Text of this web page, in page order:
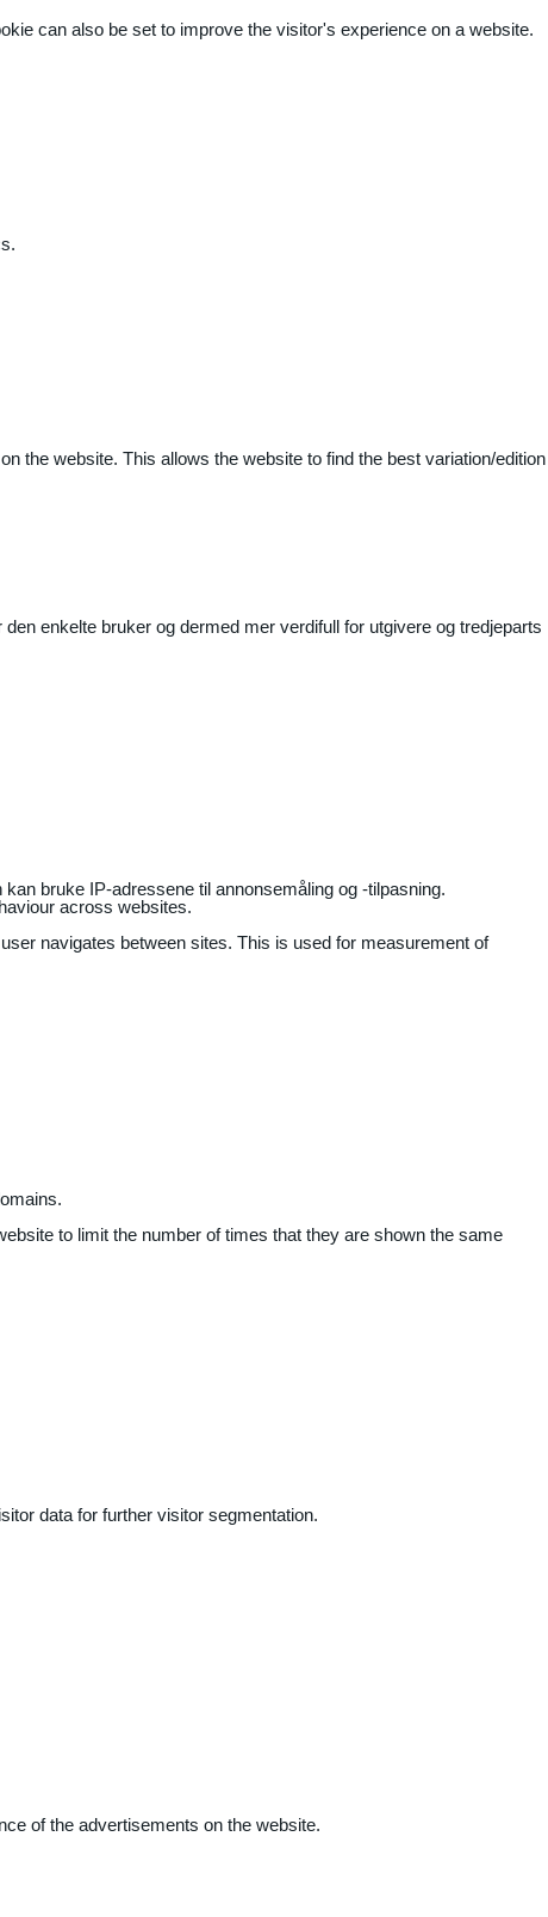
can also be set to improve the visitor's experience on a website.
the website. This allows the website to find the best variation/edition
enkelte bruker og dermed mer verdifull for utgivere og tredjeparts
bruke IP-adressene til annonsemåling og -tilpasning.
across websites.
navigates between sites. This is used for measurement of
to limit the number of times that they are shown the same
data for further visitor segmentation.
of the advertisements on the website.